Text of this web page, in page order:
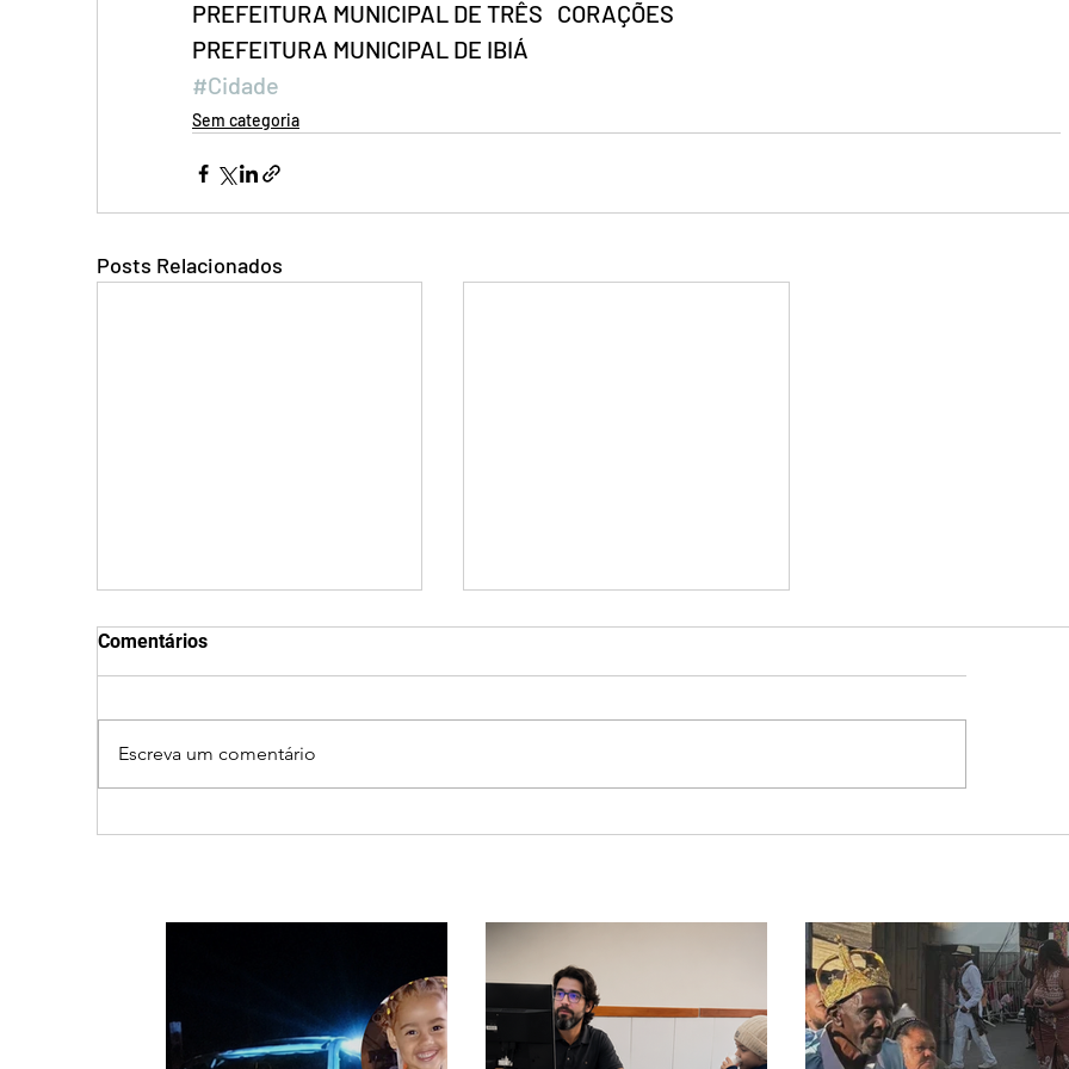
PREFEITURA MUNICIPAL DE TRÊS   CORAÇÕES
PREFEITURA MUNICIPAL DE IBIÁ
#Cidade
Sem categoria
Posts Relacionados
Quebra-Anzol em Ibiá
começam neste domingo
Comentários
Escreva um comentário